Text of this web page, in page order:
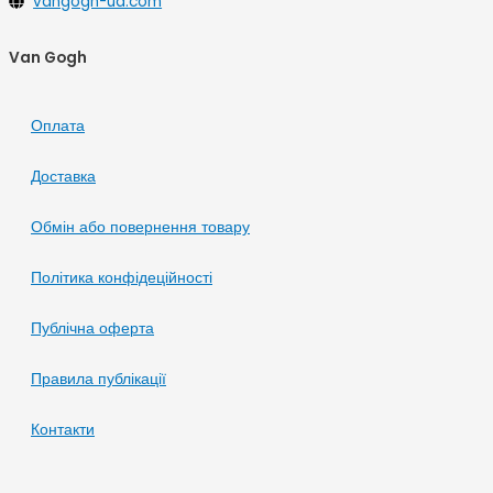
Van Gogh
Оплата
Доставка
Обмін або повернення товару
Політика конфідеційності
Публічна оферта
Правила публікації
Контакти